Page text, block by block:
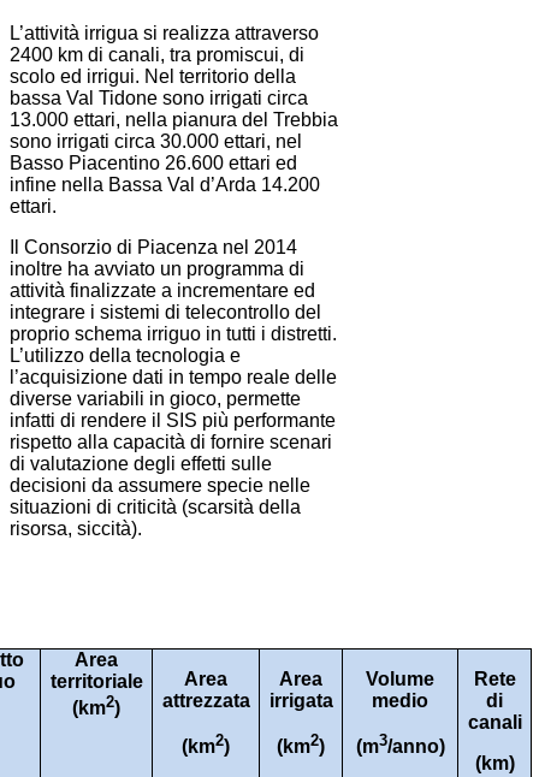
L’attività irrigua si realizza attraverso
2400 km di canali, tra promiscui, di
scolo ed irrigui. Nel territorio della
bassa Val Tidone sono irrigati circa
13.000 ettari, nella pianura del Trebbia
sono irrigati circa 30.000 ettari, nel
Basso Piacentino 26.600 ettari ed
infine nella Bassa Val d’Arda 14.200
ettari.
Il Consorzio di Piacenza nel 2014
inoltre ha avviato un programma di
attività finalizzate a incrementare ed
integrare i sistemi di telecontrollo del
proprio schema irriguo in tutti i distretti.
L’utilizzo della tecnologia e
l’acquisizione dati in tempo reale delle
diverse variabili in gioco, permette
infatti di rendere il SIS più performante
rispetto alla capacità di fornire scenari
di valutazione degli effetti sulle
decisioni da assumere specie nelle
situazioni di criticità (scarsità della
risorsa, siccità).
Area
territoriale
(km2)
Area
attrezzata
(km2)
Area
irrigata
(km2)
Volume
medio
(m3/anno)
Rete
di
canali
(km)